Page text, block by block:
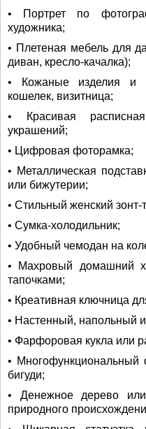
• Портрет по
художника;
• Плетеная мебель для
диван, кресло-качалка);
• Кожаные изделия и
кошелек, визитница;
• Красивая
украшений;
• Цифровая фоторамка;
• Металлическая
или бижутерии;
• Стильный женский зонт-
• Сумка-холодильник;
• Удобный чемодан на
• Махровый домашний
тапочками;
• Креативная ключница
• Настенный, напольный
• Фарфоровая кукла или
• Многофункциональный
бигуди;
• Денежное дерево
природного